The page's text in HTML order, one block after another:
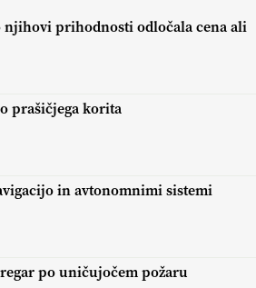
prihodnosti odločala cena ali
prašičjega korita
in avtonomnimi sistemi
po uničujočem požaru